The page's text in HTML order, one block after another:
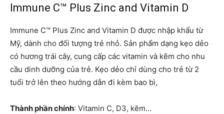
Immune C™ Plus Zinc and Vitamin D
Immune C™ Plus Zinc and Vitamin D được nhập khẩu từ
Mỹ, dành cho đối tượng trẻ nhỏ. Sản phẩm dạng kẹo dẻo
có hương trái cây, cung cấp các vitamin và kẽm cho nhu
cầu dinh dưỡng của trẻ. Kẹo dẻo chỉ dùng cho trẻ từ 2
tuổi trở lên theo hướng dẫn đi kèm bao bì,
Thành phần chính: Vitamin C, D3, kẽm…